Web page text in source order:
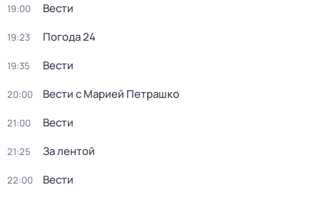
19:00 Вести
19:23 Погода 24
19:35 Вести
20:00 Вести с Марией Петрашко
21:00 Вести
21:25 За лентой
22:00 Вести